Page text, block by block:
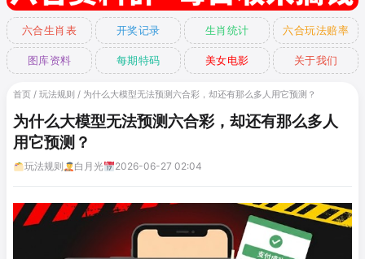
六合生肖表 开奖记录 生肖统计 六合玩法赔率
图库资料 每期特码 美女电影 关于我们
首页 / 玩法规则 / 为什么大模型无法预测六合彩，却还有那么多人用它预测？
为什么大模型无法预测六合彩，却还有那么多人
用它预测？
玩法规则 白月光 2026-06-27 02:04